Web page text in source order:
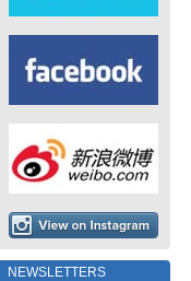
NEWSLETTERS